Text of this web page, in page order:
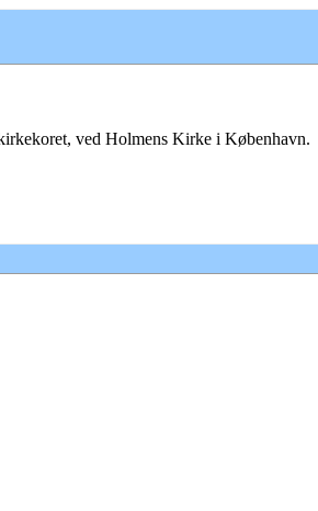
ved Holmens Kirke i København.